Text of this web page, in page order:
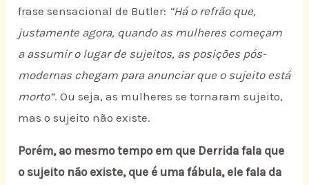
frase sensacional de Butler: “Há o refrão que,
justamente agora, quando as mulheres começam
a assumir o lugar de sujeitos, as posições pós-
modernas chegam para anunciar que o sujeito está
morto“. Ou seja, as mulheres se tornaram sujeito,
mas o sujeito não existe.
Porém, ao mesmo tempo em que Derrida fala que
o sujeito não existe, que é uma fábula, ele fala da